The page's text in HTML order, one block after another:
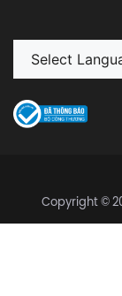
Copyright ©